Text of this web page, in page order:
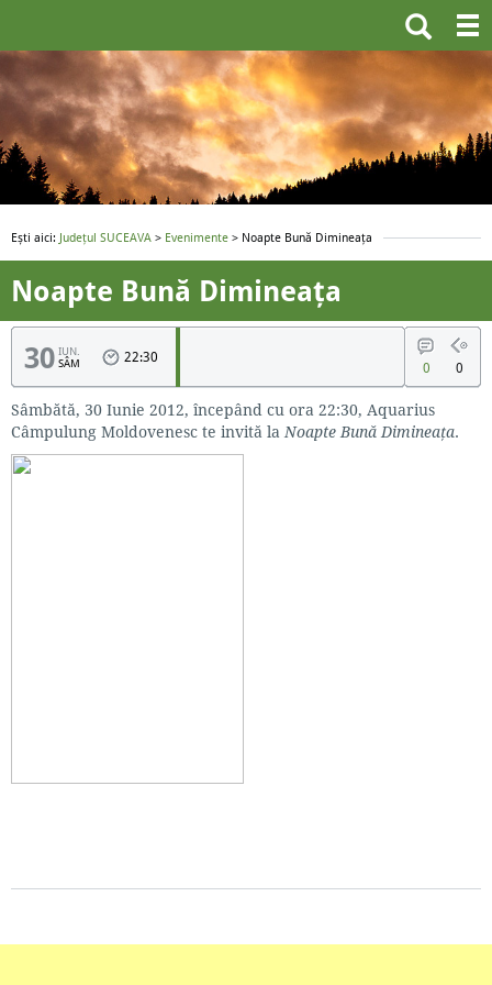
Ești aici: Județul SUCEAVA > Evenimente > Noapte Bună Dimineața
Noapte Bună Dimineața
30 IUN.
SÂM
22:30
0 0
Sâmbătă, 30 Iunie 2012, începând cu ora 22:30, Aquarius
Câmpulung Moldovenesc te invită la Noapte Bună Dimineața.